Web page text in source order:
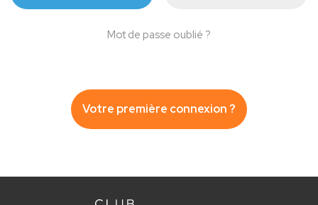
Mot de passe oublié ?
Votre première connexion ?